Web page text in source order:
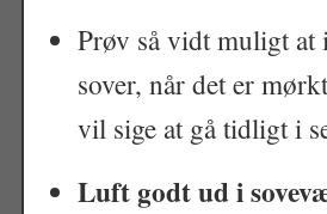
Prøv så vidt muligt
sover, når det er
vil sige at gå tidligt i
Luft godt ud i